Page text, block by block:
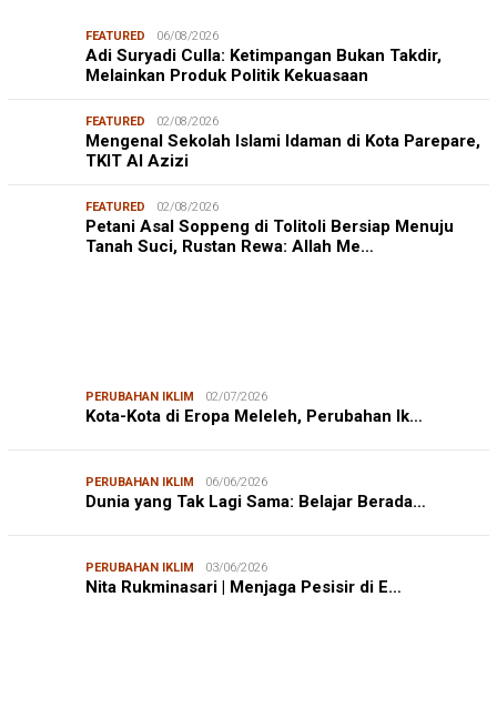
FEATURED 06/08/2026
Adi Suryadi Culla: Ketimpangan Bukan Takdir,
Melainkan Produk Politik Kekuasaan
FEATURED 02/08/2026
Mengenal Sekolah Islami Idaman di Kota Parepare,
TKIT Al Azizi
FEATURED 02/08/2026
Petani Asal Soppeng di Tolitoli Bersiap Menuju
Tanah Suci, Rustan Rewa: Allah Me…
PERUBAHAN IKLIM 02/07/2026
Kota-Kota di Eropa Meleleh, Perubahan Ik…
PERUBAHAN IKLIM 06/06/2026
Dunia yang Tak Lagi Sama: Belajar Berada…
PERUBAHAN IKLIM 03/06/2026
Nita Rukminasari | Menjaga Pesisir di E…